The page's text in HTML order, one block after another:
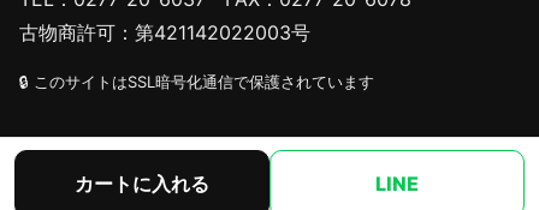
カートに入れる LINE
古物商許可：第421142022003号
🔒 このサイトはSSL暗号化通信で保護されています
サイト内リンク
HOME